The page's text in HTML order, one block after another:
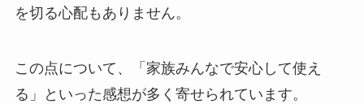
を切る心配もありません。
この点について、「家族みんなで安心して使え
る」といった感想が多く寄せられています。